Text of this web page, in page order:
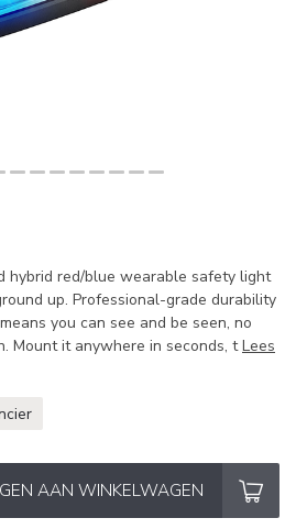
hybrid red/blue wearable safety light
up. Professional-grade durability
you can see and be seen, no
Mount it anywhere in seconds, tLees
AAN WINKELWAGEN